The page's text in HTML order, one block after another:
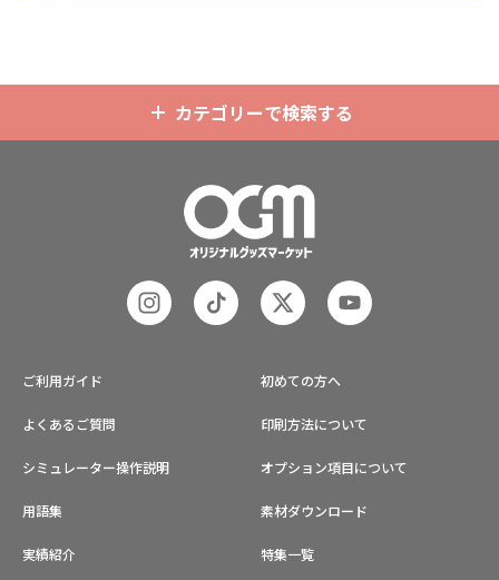
ど様々な業界に人気です。 短納期・カテゴリーで検索する
ご利用ガイド 初めての方へ
よくあるご質問 印刷方法について
シミュレーター操作説明 オプション項目について
用語集 素材ダウンロード
実績紹介 特集一覧